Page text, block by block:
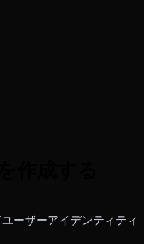
ーザーアイデンティティ